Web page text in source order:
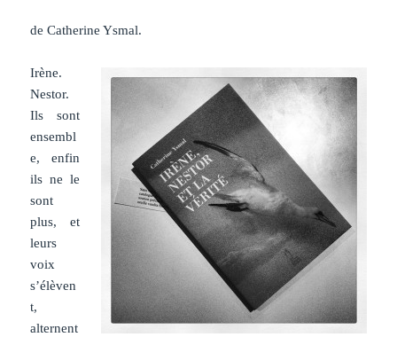
de Catherine Ysmal.
Irène.
Nestor.
Ils sont
ensembl
e, enfin
ils ne le
sont
plus, et
leurs
voix
s’élèven
t,
alternent